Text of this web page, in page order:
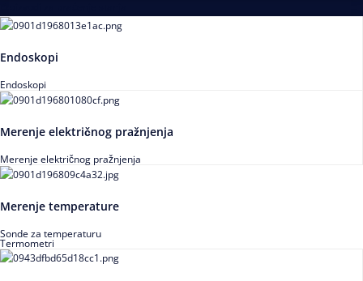
Endoskopi
Endoskopi
Merenje električnog pražnjenja
Merenje električnog pražnjenja
Merenje temperature
Sonde za temperaturu
Termometri